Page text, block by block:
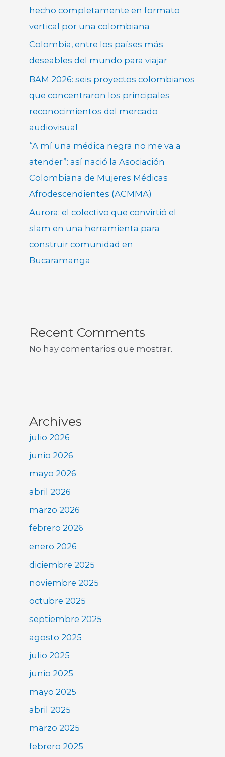
hecho completamente en formato
vertical por una colombiana
Colombia, entre los países más
deseables del mundo para viajar
BAM 2026: seis proyectos colombianos
que concentraron los principales
reconocimientos del mercado
audiovisual
“A mí una médica negra no me va a
atender”: así nació la Asociación
Colombiana de Mujeres Médicas
Afrodescendientes (ACMMA)
Aurora: el colectivo que convirtió el
slam en una herramienta para
construir comunidad en
Bucaramanga
Recent Comments
No hay comentarios que mostrar.
Archives
julio 2026
junio 2026
mayo 2026
abril 2026
marzo 2026
febrero 2026
enero 2026
diciembre 2025
noviembre 2025
octubre 2025
septiembre 2025
agosto 2025
julio 2025
junio 2025
mayo 2025
abril 2025
marzo 2025
febrero 2025